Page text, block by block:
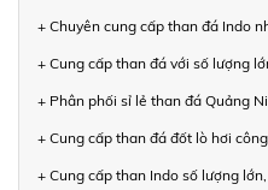
+ Chuyên cung cấp than đá Indo
+ Cung cấp than đá với số lượng
+ Phân phối sỉ lẻ than đá Quảng
+ Cung cấp than đá đốt lò hơi
+ Cung cấp than Indo số lượng